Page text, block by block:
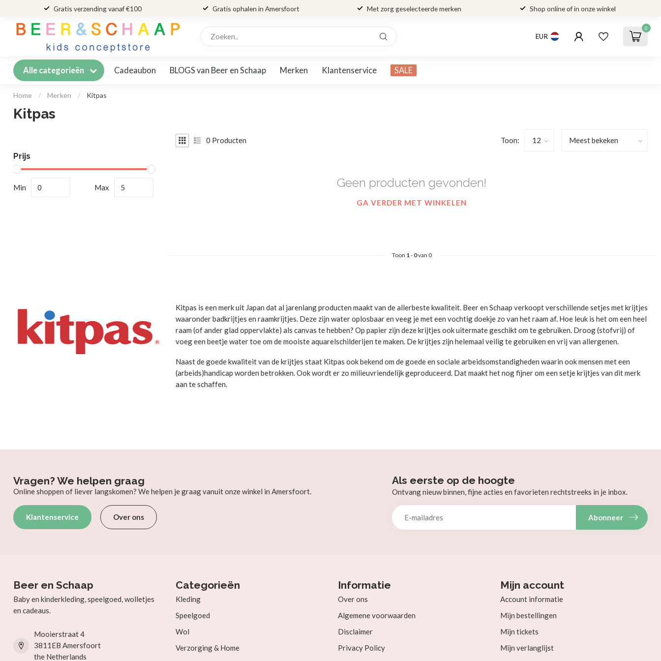
Gratis verzending vanaf €100 Gratis ophalen in Amersfoort Met zorg geselecteerde merken Shop online of in onze winkel
EUR
0
Alle categorieën Cadeaubon BLOGS van Beer en Schaap Merken Klantenservice SALE
Home / Merken / Kitpas
Kitpas
Prijs
Min Max
0 Producten Toon:
Geen producten gevonden!
GA VERDER MET WINKELEN
Toon 1- 0van 0
Kitpas is een merk uit Japan dat al jarenlang producten maakt van de allerbeste kwaliteit. Beer en Schaap verkoopt verschillende setjes met krijtjes
waaronder badkrijtjes en raamkrijtjes. Deze zijn water oplosbaar en veeg je met een vochtig doekje zo van het raam af. Hoe leuk is het om een heel
raam (of ander glad oppervlakte) als canvas te hebben? Op papier zijn deze krijtjes ook uitermate geschikt om te gebruiken. Droog (stofvrij) of
voeg een beetje water toe om de mooiste aquarelschilderijen te maken. De krijtjes zijn helemaal veilig te gebruiken en vrij van allergenen.
Naast de goede kwaliteit van de krijtjes staat Kitpas ook bekend om de goede en sociale arbeidsomstandigheden waarin ook mensen met een
(arbeids)handicap worden betrokken. Ook wordt er zo milieuvriendelijk geproduceerd. Dat maakt het nog fijner om een setje krijtjes van dit merk
aan te schaffen.
Vragen? We helpen graag
Online shoppen of liever langskomen? We helpen je graag vanuit onze winkel in Amersfoort.
Klantenservice Over ons
Als eerste op de hoogte
Ontvang nieuw binnen, fijne acties en favorieten rechtstreeks in je inbox.
Abonneer
Beer en Schaap
Baby en kinderkleding, speelgoed, wolletjes
en cadeaus.
Mooierstraat 4
3811EB Amersfoort
the Netherlands
Categorieën
Kleding
Speelgoed
Wol
Verzorging & Home
Informatie
Over ons
Algemene voorwaarden
Disclaimer
Privacy Policy
Mijn account
Account informatie
Mijn bestellingen
Mijn tickets
Mijn verlanglijst